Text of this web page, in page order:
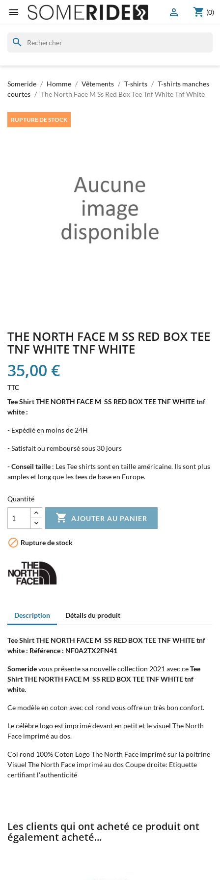
 shopping_cart (0)

search
Someride Homme Vêtements T-shirts
T-shirts manches
courtes
The North Face M Ss Red Box Tee Tnf White Tnf White
RUPTURE DE STOCK
THE NORTH FACE M SS RED BOX TEE
TNF WHITE TNF WHITE
35,00 €
TTC
Tee Shirt THE NORTH FACE M SS RED BOX TEE TNF WHITE tnf
white :
- Expédié en moins de 24H
- Satisfait ou remboursé sous 30 jours
- Conseil taille : Les Tee shirts sont en taille américaine. Ils sont plus
amples et long que les tees de base en Europe.
Quantité
 AJOUTER AU PANIER
 Rupture de stock
Description Détails du produit
Tee Shirt THE NORTH FACE M SS RED BOX TEE TNF WHITE tnf
white : Référence : NF0A2TX2FN41
Someridevous présente sa nouvelle collection 2021 avec ceTee
Shirt THE NORTH FACE M SS RED BOX TEE TNF WHITE tnf
white.
Ce modèle en coton avec col rond vous offre un très bon confort.
Le célèbre logo est imprimé devant en petit et le visuel The North
Face imprimé au dos.
Col rond 100% Coton Logo The North Face imprimé sur la poitrine
Visuel The North Face imprimé au dos Coupe droite: Etiquette
certifiant l'authenticité
Les clients qui ont acheté ce produit ont
également acheté...